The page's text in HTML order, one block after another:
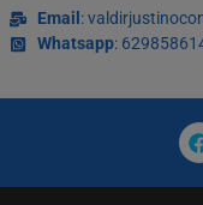
Email :
Whatsapp: